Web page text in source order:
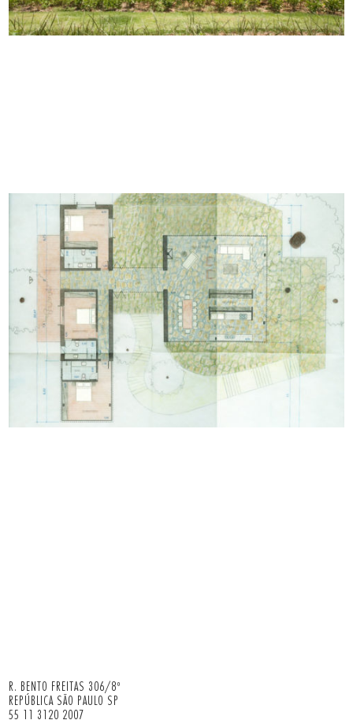
R. BENTO FREITAS 306/8º
REPÚBLICA SÃO PAULO SP
55 11 3120 2007